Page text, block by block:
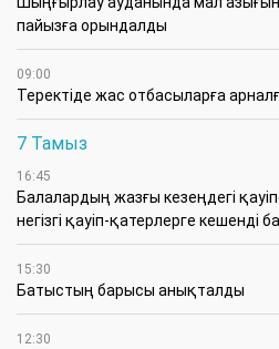
пайызға орындалды
09:00
​Теректіде жас отбасыларға
7 Тамыз
16:45
Балалардың жазғы кезеңдегі
негізгі қауіп-қатерлерге кешенді
15:30
Батыстың барысы анықталды
12:30